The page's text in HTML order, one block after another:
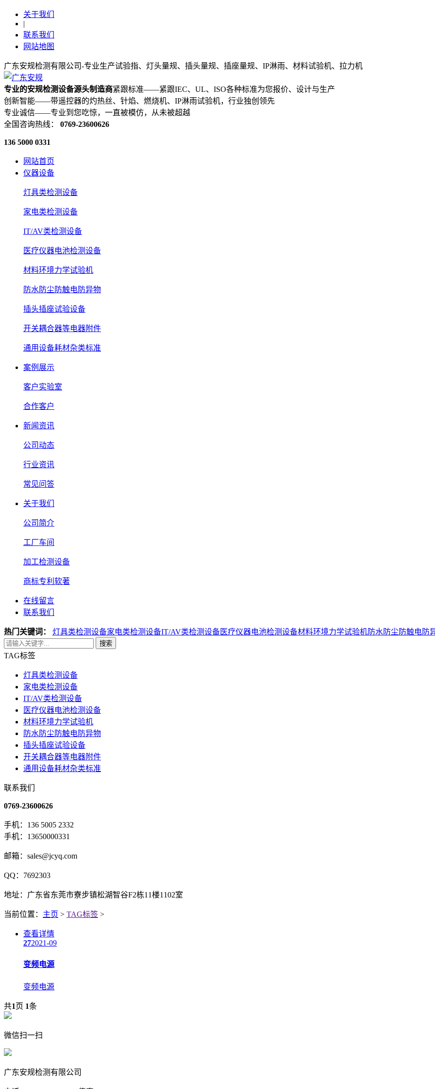
关于我们
|
联系我们
网站地图
广东安规检测有限公司-专业生产试验指、灯头量规、插头量规、插座量规、IP淋雨、材料试验机、拉力机
专业的安规检测设备源头制造商紧跟标准——紧跟IEC、UL、ISO各种标准为您报价、设计与生产
创新智能——带遥控器的灼热丝、针焰、燃烧机、IP淋雨试验机，行业独创领先
专业诚信——专业到您吃惊，一直被模仿，从未被超越
全国咨询热线： 0769-23600626
136 5000 0331
网站首页
仪器设备
灯具类检测设备
家电类检测设备
IT/AV类检测设备
医疗仪器电池检测设备
材料环境力学试验机
防水防尘防触电防异物
插头插座试验设备
开关耦合器等电器附件
通用设备耗材杂类标准
案例展示
客户实验室
合作客户
新闻资讯
公司动态
行业资讯
常见问答
关于我们
公司简介
工厂车间
加工检测设备
商标专利软著
在线留言
联系我们
热门关键词： 灯具类检测设备家电类检测设备IT/AV类检测设备医疗仪器电池检测设备材料环境力学试验机防水防尘防触电防
搜索
TAG标签
灯具类检测设备
家电类检测设备
IT/AV类检测设备
医疗仪器电池检测设备
材料环境力学试验机
防水防尘防触电防异物
插头插座试验设备
开关耦合器等电器附件
通用设备耗材杂类标准
联系我们
0769-23600626
手机：136 5005 2332
手机：13650000331
邮箱：sales@jcyq.com
QQ：7692303
地址：广东省东莞市寮步镇松湖智谷F2栋11楼1102室
当前位置： 主页 > TAG标签 >
查看详情
272021-09
变频电源
变频电源
共1页 1条
微信扫一扫
广东安规检测有限公司